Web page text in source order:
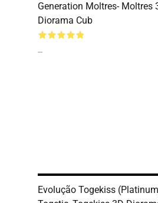
Generation Moltres- Moltres
Diorama Cub
--
Evolução Togekiss